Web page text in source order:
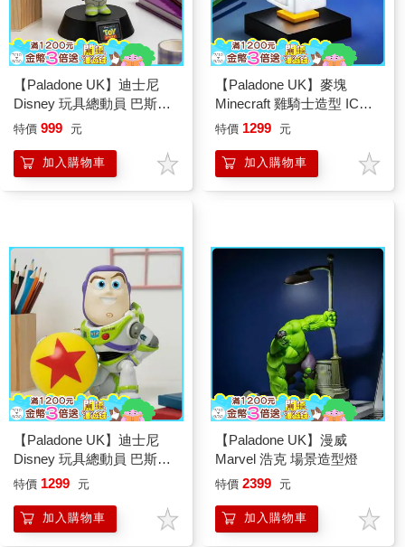
【Paladone UK】迪士尼
Disney 玩具總動員 巴斯光
年造型 ICON小夜燈
特價 999 元
加入購物車
【Paladone UK】麥塊
Minecraft 雞騎士造型 ICON
小夜燈
特價 1299 元
加入購物車
【Paladone UK】迪士尼
Disney 玩具總動員 巴斯光
年造型燈
特價 1299 元
加入購物車
【Paladone UK】漫威
Marvel 浩克 場景造型燈
特價 2399 元
加入購物車